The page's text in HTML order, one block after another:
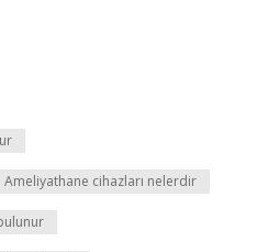
Ameliyathane cihazları nelerdir